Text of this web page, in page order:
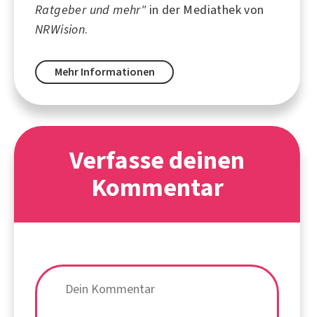
Ratgeber und mehr"in der Mediathek von
NRWision.
Mehr Informationen
Verfasse deinen
Kommentar